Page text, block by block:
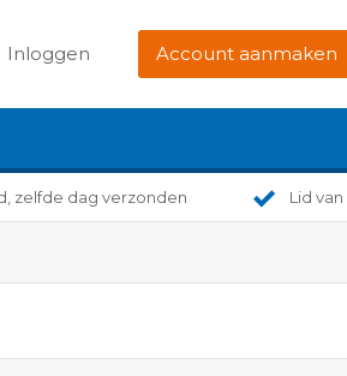
Inloggen Account aanmaken
zelfde dag verzonden Lid van